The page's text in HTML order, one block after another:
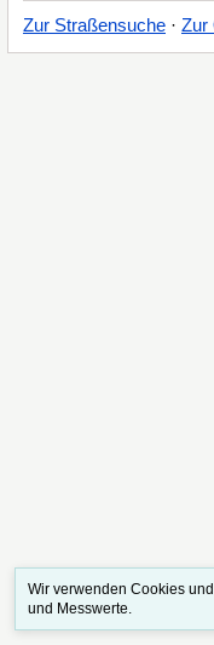
Zur Straßensuche · Zur
Wir verwenden Cookies
und Messwerte.